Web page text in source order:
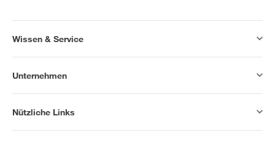
Wissen & Service
Unternehmen
Nützliche Links